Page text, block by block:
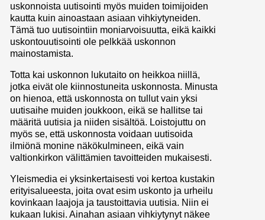
uskonnoista uutisointi myös muiden toimijoiden
kautta kuin ainoastaan asiaan vihkiytyneiden.
Tämä tuo uutisointiin moniarvoisuutta, eikä kaikki
uskontouutisointi ole pelkkää uskonnon
mainostamista.
Totta kai uskonnon lukutaito on heikkoa niillä,
jotka eivät ole kiinnostuneita uskonnosta. Minusta
on hienoa, että uskonnosta on tullut vain yksi
uutisaihe muiden joukkoon, eikä se hallitse tai
määritä uutisia ja niiden sisältöä. Loistojuttu on
myös se, että uskonnosta voidaan uutisoida
ilmiönä monine näkökulmineen, eikä vain
valtionkirkon välittämien tavoitteiden mukaisesti.
Yleismedia ei yksinkertaisesti voi kertoa kustakin
erityisalueesta, joita ovat esim uskonto ja urheilu
kovinkaan laajoja ja taustoittavia uutisia. Niin ei
kukaan lukisi. Ainahan asiaan vihkiytynyt näkee